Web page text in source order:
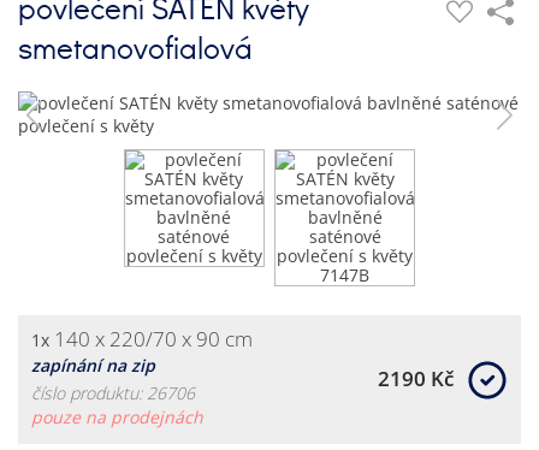
smetanovofialová
1x 140 x 220/70 x 90 cm
zapínání na zip
číslo produktu: 26706
pouze na prodejnách
2190 Kč